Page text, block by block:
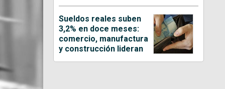
Sueldos reales suben
3,2% en doce meses:
comercio, manufactura
y construcción lideran